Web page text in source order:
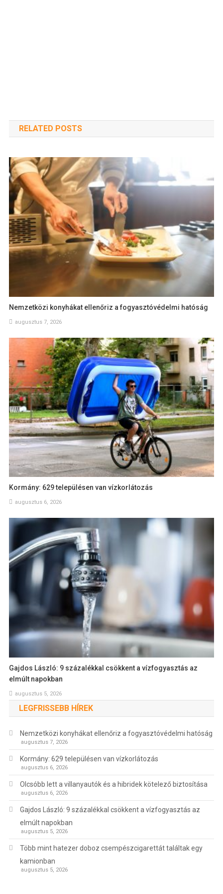
RELATED POSTS
Nemzetközi konyhákat ellenőriz a fogyasztóvédelmi hatóság
augusztus 7, 2026
Kormány: 629 településen van vízkorlátozás
augusztus 6, 2026
Gajdos László: 9 százalékkal csökkent a vízfogyasztás az
elmúlt napokban
augusztus 5, 2026
LEGFRISSEBB HÍREK
Nemzetközi konyhákat ellenőriz a fogyasztóvédelmi hatóság
augusztus 7, 2026
Kormány: 629 településen van vízkorlátozás
augusztus 6, 2026
Olcsóbb lett a villanyautók és a hibridek kötelező biztosítása
augusztus 6, 2026
Gajdos László: 9 százalékkal csökkent a vízfogyasztás az
elmúlt napokban
augusztus 5, 2026
Több mint hatezer doboz csempészcigarettát találtak egy
kamionban
augusztus 5, 2026